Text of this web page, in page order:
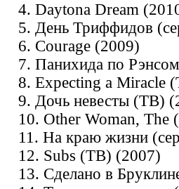
4. Daytona Dream
5. День Триффидов
6. Courage (2009)
7. Панихида по
8. Expecting a Miracle
9. Дочь невесты (ТВ)
10. Other Woman,
11. На краю жизни
12. Subs (ТВ) (2007)
13. Сделано в